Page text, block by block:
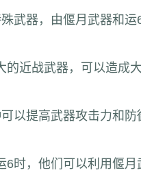
武器，由偃月武器和运
的近战武器，可以造成
以提高武器攻击力和防
6时，他们可以利用偃